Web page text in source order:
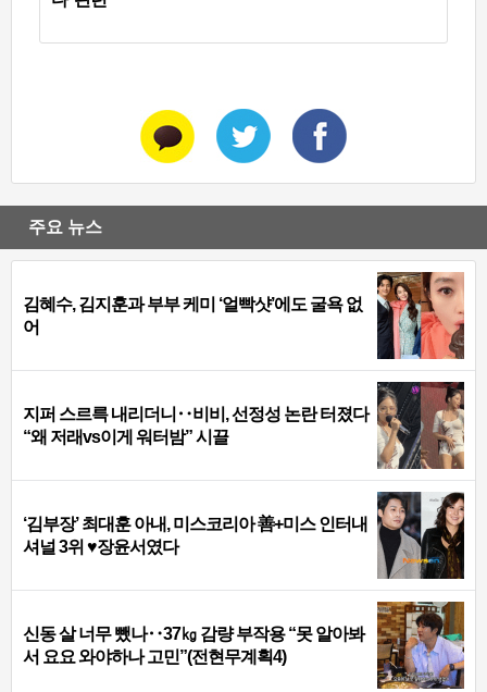
주요 뉴스
김혜수, 김지훈과 부부 케미 ‘얼빡샷’에도 굴욕 없
어
지퍼 스르륵 내리더니‥비비, 선정성 논란 터졌다
“왜 저래vs이게 워터밤” 시끌
‘김부장’ 최대훈 아내, 미스코리아 善+미스 인터내
셔널 3위 ♥장윤서였다
신동 살 너무 뺐나‥37㎏ 감량 부작용 “못 알아봐
서 요요 와야하나 고민”(전현무계획4)